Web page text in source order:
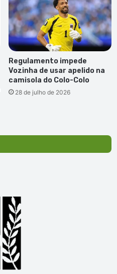
Regulamento impede
Vozinha de usar apelido na
camisola do Colo-Colo
28 de julho de 2026